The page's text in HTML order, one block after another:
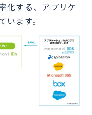
化する、アプリケ
ます。